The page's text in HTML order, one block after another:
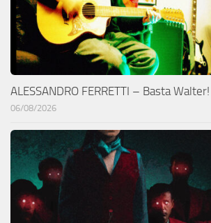
ALESSANDRO FERRETTI – Basta Walter!
06/08/2026